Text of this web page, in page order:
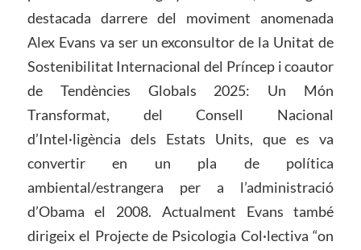
destacada darrere del moviment anomenada
Alex Evans va ser un exconsultor de la Unitat de
Sostenibilitat Internacional del Príncep i coautor
de Tendències Globals 2025: Un Món
Transformat, del Consell Nacional
d’Intel·ligència dels Estats Units, que es va
convertir en un pla de política
ambiental/estrangera per a l’administració
d’Obama el 2008. Actualment Evans també
dirigeix ​​el Projecte de Psicologia Col·lectiva “on